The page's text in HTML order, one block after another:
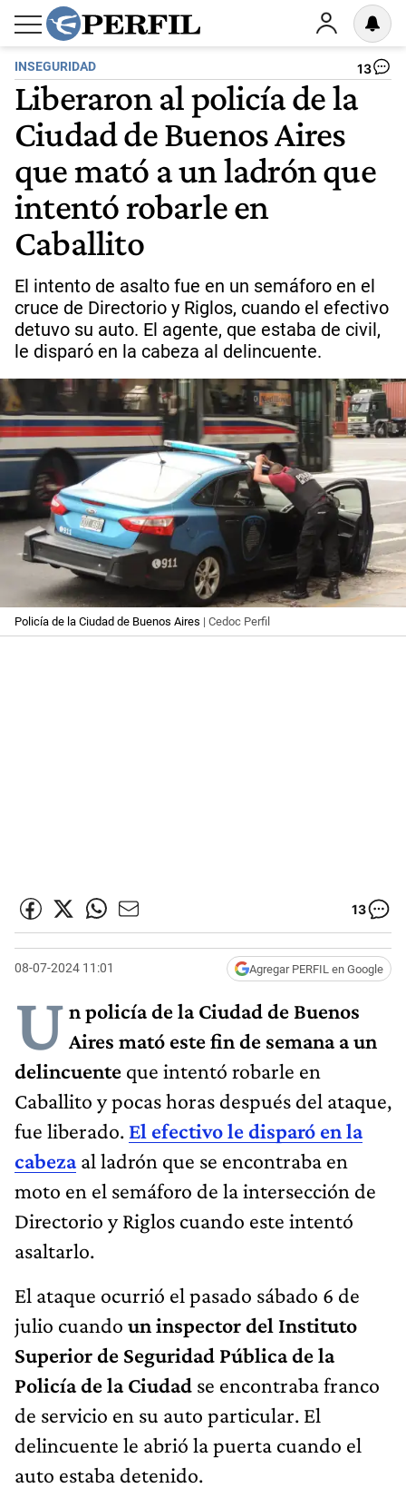
INSEGURIDAD 13
Liberaron al policía de la
Ciudad de Buenos Aires
que mató a un ladrón que
intentó robarle en
Caballito
El intento de asalto fue en un semáforo en el
cruce de Directorio y Riglos, cuando el efectivo
detuvo su auto. El agente, que estaba de civil,
le disparó en la cabeza al delincuente.
Policía de la Ciudad de Buenos Aires | Cedoc Perfil
13
08-07-2024 11:01 Agregar PERFIL en Google
U n policía de la Ciudad de Buenos
Aires mató este fin de semana a un
delincuente que intentó robarle en
Caballito y pocas horas después del ataque,
fue liberado. El efectivo le disparó en la
cabezaal ladrón que se encontraba en
moto en el semáforo de la intersección de
Directorio y Riglos cuando este intentó
asaltarlo.
El ataque ocurrió el pasado sábado 6 de
julio cuando un inspector del Instituto
Superior de Seguridad Pública de la
Policía de la Ciudad se encontraba franco
de servicio en su auto particular. El
delincuente le abrió la puerta cuando el
auto estaba detenido.